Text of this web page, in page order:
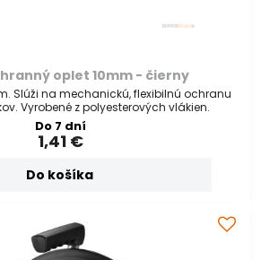
oplet 10mm - čierny
Slúži na mechanickú, flexibilnú ochranu
Vyrobené z polyesterových vlákien.
Do 7 dní
1,41 €
Do košíka